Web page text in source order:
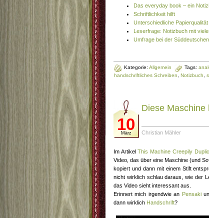
Das everyday book – ein
Schriftlichkeit hilft
Unterschiedliche
Leserfrage: Notizbuch mit
Umfrage bei der
Kategorie: Allgemein Tags:
handschriftliches Schreiben
Notizbuch
10
März
Diese Maschine
Christian Mähler
Im ArtikelThis Machine Creepily
Video, das über eine Maschine (und
kopiert und dann mit einem Stift
nicht wirklich schlau daraus, wie der
das Video sieht interessant aus.
Erinnert mich irgendwie an Pensaki
dann wirklich Handschrift?